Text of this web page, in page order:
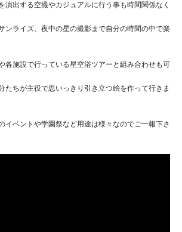
演出する空撮やカジュアルに行う事も時間関係なく
ンライズ、夜中の星の撮影まで自分の時間の中で楽
各施設で行っている星空浴ツアーと組み合わせも可
たちが主役で思いっきり引き立つ絵を作って行きま
イベントや学園祭など用途は様々なのでご一報下さ